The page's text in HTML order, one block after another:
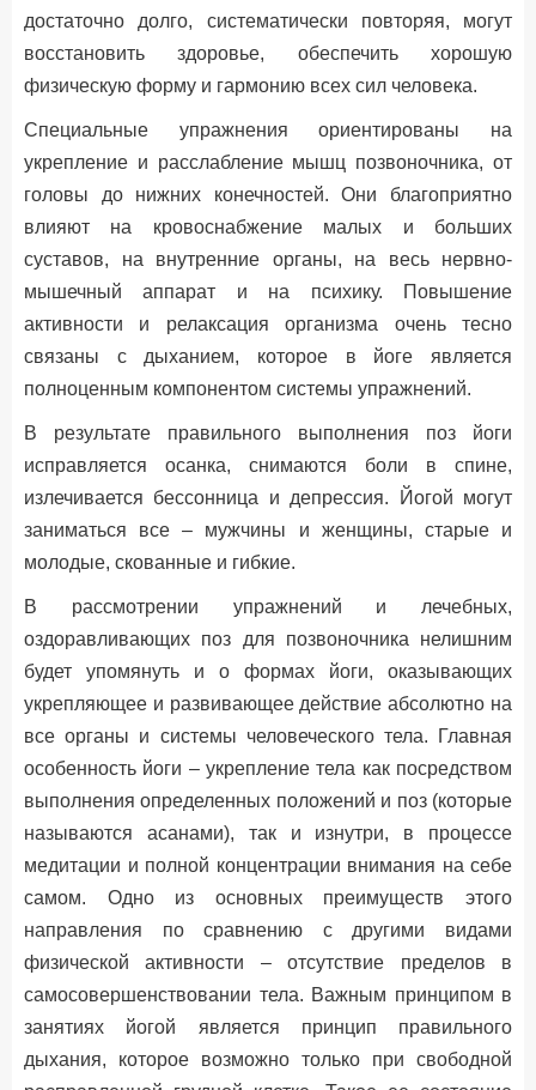
достаточно долго, систематически повторяя, могут
восстановить здоровье, обеспечить хорошую
физическую форму и гармонию всех сил человека.
Специальные упражнения ориентированы на
укрепление и расслабление мышц позвоночника, от
головы до нижних конечностей. Они благоприятно
влияют на кровоснабжение малых и больших
суставов, на внутренние органы, на весь нервно-
мышечный аппарат и на психику. Повышение
активности и релаксация организма очень тесно
связаны с дыханием, которое в йоге является
полноценным компонентом системы упражнений.
В результате правильного выполнения поз йоги
исправляется осанка, снимаются боли в спине,
излечивается бессонница и депрессия. Йогой могут
заниматься все – мужчины и женщины, старые и
молодые, скованные и гибкие.
В рассмотрении упражнений и лечебных,
оздоравливающих поз для позвоночника нелишним
будет упомянуть и о формах йоги, оказывающих
укрепляющее и развивающее действие абсолютно на
все органы и системы человеческого тела. Главная
особенность йоги – укрепление тела как посредством
выполнения определенных положений и поз (которые
называются асанами), так и изнутри, в процессе
медитации и полной концентрации внимания на себе
самом. Одно из основных преимуществ этого
направления по сравнению с другими видами
физической активности – отсутствие пределов в
самосовершенствовании тела. Важным принципом в
занятиях йогой является принцип правильного
дыхания, которое возможно только при свободной